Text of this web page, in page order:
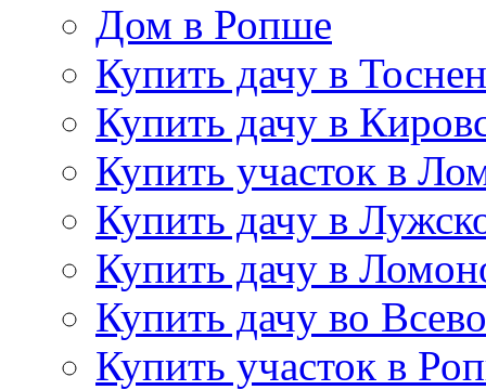
Дом в Ропше
Купить дачу в
Купить дачу в
Купить участок в
Купить дачу в
Купить дачу в
Купить дачу во
Купить участок в